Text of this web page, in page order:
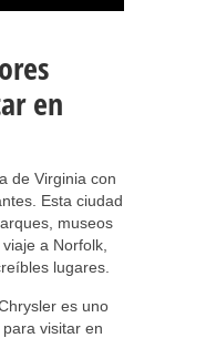
en
de Virginia con
Esta ciudad
museos
a Norfolk,
lugares.
es uno
visitar en